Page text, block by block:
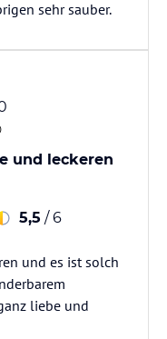
sehr sauber.
und leckeren
5,5 / 6
und es ist solch
liebe und